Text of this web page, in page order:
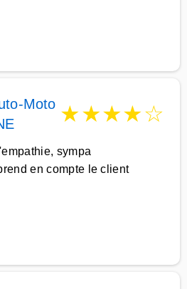
Moto ★★★★☆
sympa
en compte le client